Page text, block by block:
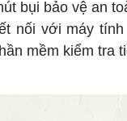
bụi bảo vệ an
nối với máy
mềm kiểm tra